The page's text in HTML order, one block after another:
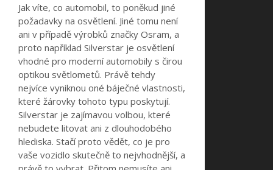
Jak víte, co automobil, to poněkud jiné
požadavky na osvětlení. Jiné tomu není
ani v případě výrobků značky Osram, a
proto například Silverstar je osvětlení
vhodné pro moderní automobily s čirou
optikou světlometů. Právě tehdy
nejvíce vyniknou oné báječné vlastnosti,
které žárovky tohoto typu poskytují.
Silverstar je zajímavou volbou, které
nebudete litovat ani z dlouhodobého
hlediska. Stačí proto vědět, co je pro
vaše vozidlo skutečně to nejvhodnější, a